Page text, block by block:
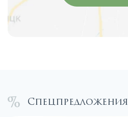
Спецпредложения